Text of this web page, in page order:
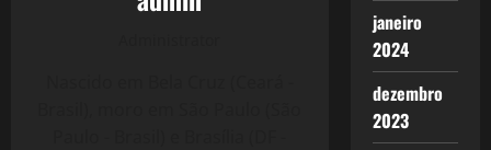
janeiro
2024
dezembro
2023